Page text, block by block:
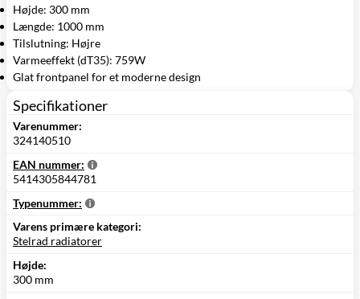
Højde: 300 mm
Længde: 1000 mm
Tilslutning: Højre
Varmeeffekt (dT35): 759W
Glat frontpanel for et moderne design
Specifikationer
Varenummer:
324140510
EAN nummer:
5414305844781
Typenummer:
Varens primære kategori:
Stelrad radiatorer
Højde:
300 mm